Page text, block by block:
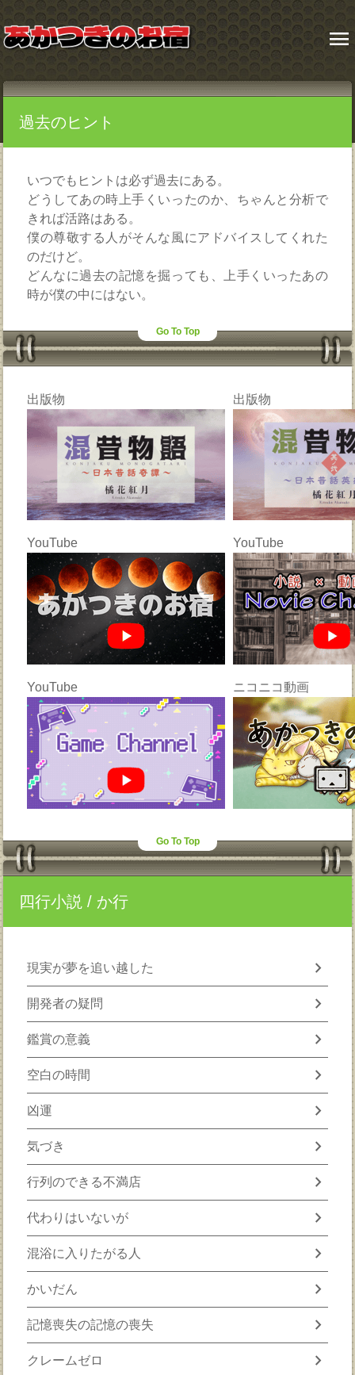
menu
過去のヒント
いつでもヒントは必ず過去にある。
どうしてあの時上手くいったのか、ちゃんと分析で
きれば活路はある。
僕の尊敬する人がそんな風にアドバイスしてくれた
のだけど。
どんなに過去の記憶を掘っても、上手くいったあの
時が僕の中にはない。
Go To Top
出版物 出版物
YouTube YouTube
YouTube ニコニコ動画
Go To Top
四行小説 / か行
現実が夢を追い越した chevron_right
開発者の疑問 chevron_right
鑑賞の意義 chevron_right
空白の時間 chevron_right
凶運 chevron_right
気づき chevron_right
行列のできる不満店 chevron_right
代わりはいないが chevron_right
混浴に入りたがる人 chevron_right
かいだん chevron_right
記憶喪失の記憶の喪失 chevron_right
クレームゼロ chevron_right